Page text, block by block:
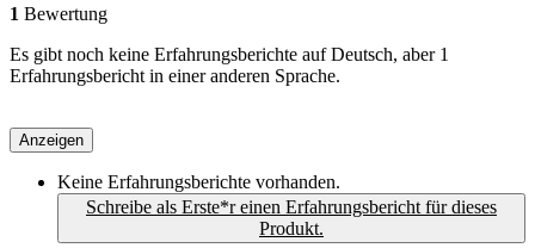
1 Bewertung
Es gibt noch keine Erfahrungsberichte auf Deutsch, aber 1
Erfahrungsbericht in einer anderen Sprache.
Anzeigen
Keine Erfahrungsberichte vorhanden.
Schreibe als Erste*r einen Erfahrungsbericht für dieses
Produkt.